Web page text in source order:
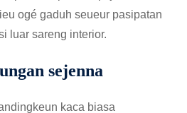
ogé gaduh seueur pasipatan
luar sareng interior.
sejenna
kaca biasa